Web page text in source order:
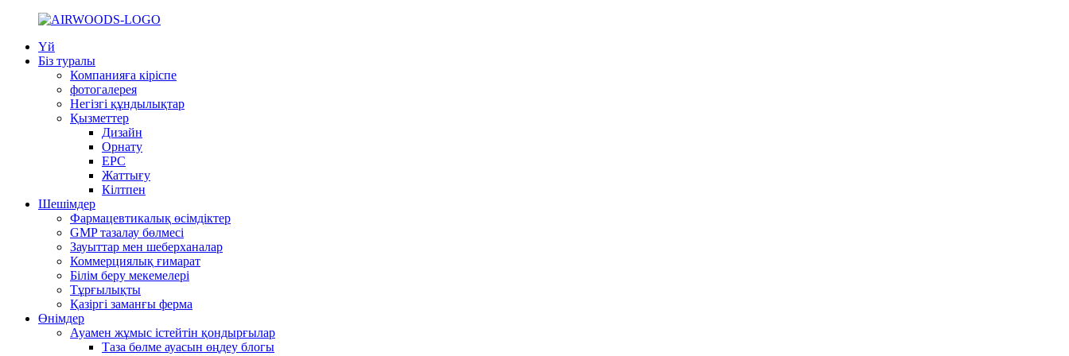
Үй
Біз туралы
Компанияға кіріспе
фотогалерея
Негізгі құндылықтар
Қызметтер
Дизайн
Орнату
EPC
Жаттығу
Кілтпен
Шешімдер
Фармацевтикалық өсімдіктер
GMP тазалау бөлмесі
Зауыттар мен шеберханалар
Коммерциялық ғимарат
Білім беру мекемелері
Тұрғылықты
Қазіргі заманғы ферма
Өнімдер
Ауамен жұмыс істейтін қондырғылар
Таза бөлме ауасын өңдеу блогы